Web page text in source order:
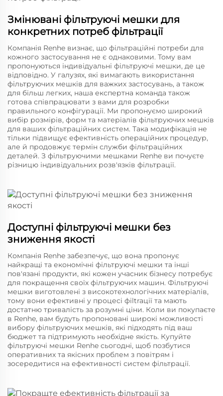
Змінювані фільтруючі мешки для
конкретних потреб фільтрації
Компанія Renhe визнає, що фільтраційні потреби для
кожного застосування не є однаковими. Тому вам
пропонуються індивідуальні фільтруючі мешки, де це
відповідно. У галузях, які вимагають використання
фільтруючих мешків для важких застосувань, а також
для більш легких, наша експертна команда також
готова співпрацювати з вами для розробки
правильного конфігурації. Ми пропонуємо широкий
вибір розмірів, форм та матеріалів фільтруючих мешків
для ваших фільтраційних систем. Така модифікація не
тільки підвищує ефективність операційних процедур,
але й продовжує термін служби фільтраційних
деталей. З фільтруючими мешками Renhe ви почуєте
різницю індивідуальних розв'язків фільтрації.
Доступні фільтруючі мешки без
зниження якості
Компанія Renhe забезпечує, що вона пропонує
найкращі та економічні фільтруючі мешки та інші
пов'язані продукти, які кожен учасник бізнесу потребує
для покращення своїх фільтруючих машин. Фільтруючі
мешки виготовлені з високотехнологічних матеріалів,
тому вони ефективні у процесі фіltraції та мають
достатню тривалість за розумні ціни. Коли ви покупаєте
в Renhe, вам будуть пропоновані широкі можливості
вибору фільтруючих мешків, які підходять під ваш
бюджет та підтримують необхідне якість. Купуйте
фільтруючі мешки Renhe сьогодні, щоб позбутися
оперативних та якісних проблем з повітрям і
зосередитися на ефективності систем фільтрації.